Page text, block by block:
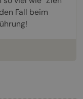
Fall beim